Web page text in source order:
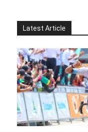
Latest Article